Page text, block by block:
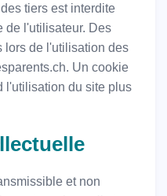
tiers est interdite
de l'utilisateur. Des
lors de l'utilisation des
Un cookie
l'utilisation du site plus
et non